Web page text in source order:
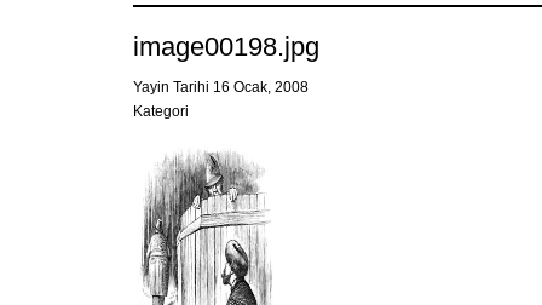
image00198.jpg
Yayin Tarihi 16 Ocak, 2008
Kategori